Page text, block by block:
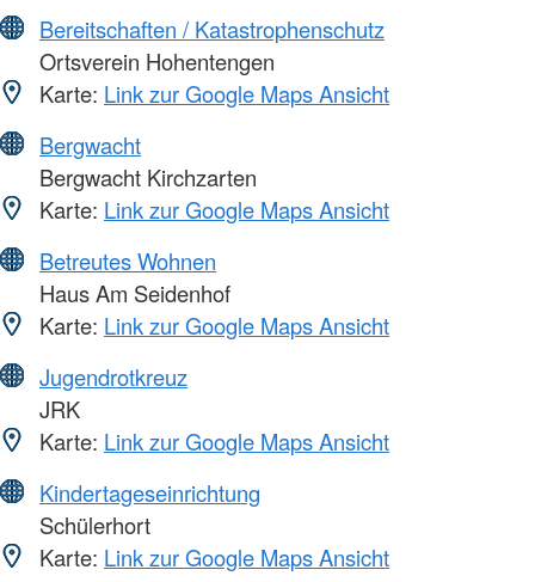
Bereitschaften / Katastrophenschutz
Ortsverein Hohentengen
Karte: Link zur Google Maps Ansicht
Bergwacht
Bergwacht Kirchzarten
Karte: Link zur Google Maps Ansicht
Betreutes Wohnen
Haus Am Seidenhof
Karte: Link zur Google Maps Ansicht
Jugendrotkreuz
JRK
Karte: Link zur Google Maps Ansicht
Kindertageseinrichtung
Schülerhort
Karte: Link zur Google Maps Ansicht